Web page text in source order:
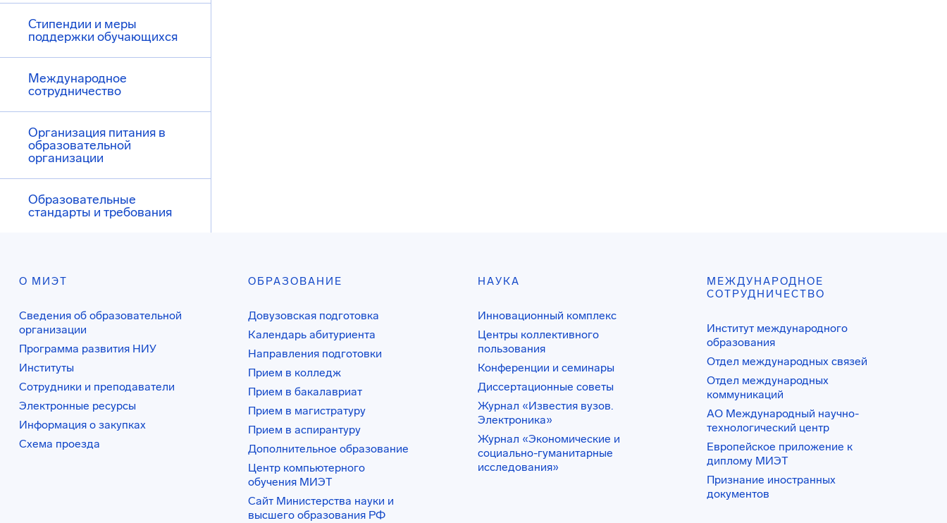
Стипендии и меры
поддержки обучающихся
Международное
сотрудничество
Организация питания в
образовательной
организации
Образовательные
стандарты и требования
О МИЭТ
Сведения об образовательной
организации
Программа развития НИУ
Институты
Сотрудники и преподаватели
Электронные ресурсы
Информация о закупках
Схема проезда
ОБРАЗОВАНИЕ
Довузовская подготовка
Календарь абитуриента
Направления подготовки
Прием в колледж
Прием в бакалавриат
Прием в магистратуру
Прием в аспирантуру
Дополнительное образование
Центр компьютерного
обучения МИЭТ
Сайт Министерства науки и
высшего образования РФ
НАУКА
Инновационный комплекс
Центры коллективного
пользования
Конференции и семинары
Диссертационные советы
Журнал «Известия вузов.
Электроника»
Журнал «Экономические и
социально-гуманитарные
исследования»
МЕЖДУНАРОДНОЕ
СОТРУДНИЧЕСТВО
Институт международного
образования
Отдел международных связей
Отдел международных
коммуникаций
АО Международный научно-
технологический центр
Европейское приложение к
диплому МИЭТ
Признание иностранных
документов